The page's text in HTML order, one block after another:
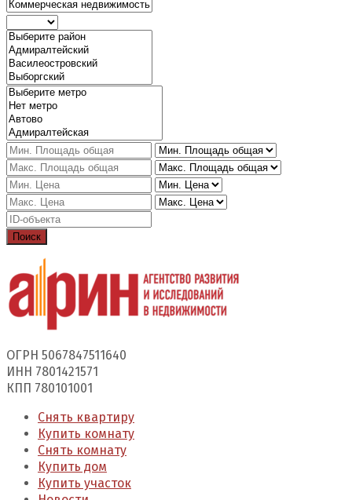
Поиск
ОГРН 5067847511640
ИНН 7801421571
КПП 780101001
Снять квартиру
Купить комнату
Снять комнату
Купить дом
Купить участок